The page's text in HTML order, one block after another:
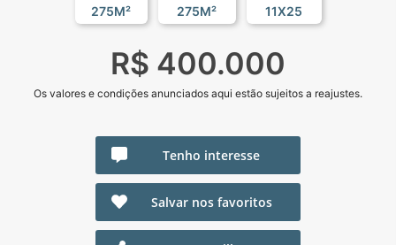
275M² 275M² 11X25
R$ 400.000
Os valores e condições anunciados aqui estão sujeitos a reajustes.
Tenho interesse
Salvar nos favoritos